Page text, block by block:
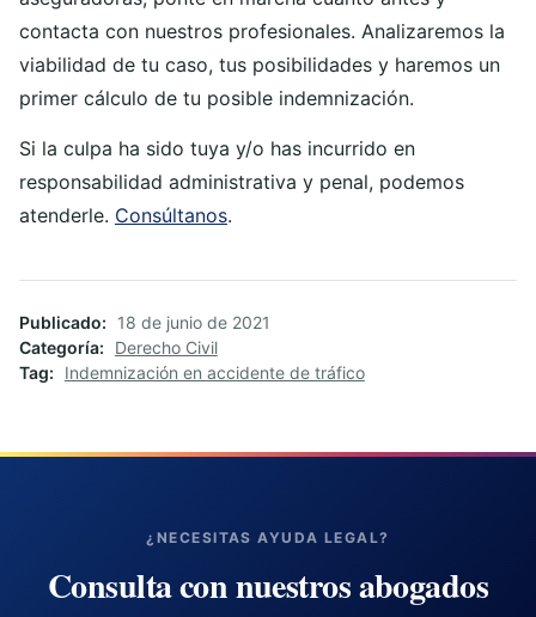
contacta con nuestros profesionales. Analizaremos la
viabilidad de tu caso, tus posibilidades y haremos un
primer cálculo de tu posible indemnización.
Si la culpa ha sido tuya y/o has incurrido en
responsabilidad administrativa y penal, podemos
atenderle. Consúltanos.
Publicado
18 de junio de 2021
Categoría
Derecho Civil
Tag
Indemnización en accidente de tráfico
¿NECESITAS AYUDA LEGAL?
Consulta con nuestros abogados